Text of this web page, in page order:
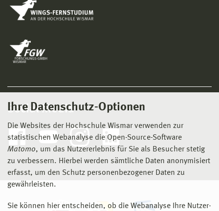
Ihre Datenschutz-Optionen
Die Websites der Hochschule Wismar verwenden zur
statistischen Webanalyse die Open-Source-Software
Matomo, um das Nutzererlebnis für Sie als Besucher stetig
zu verbessern. Hierbei werden sämtliche Daten anonymisiert
erfasst, um den Schutz personenbezogener Daten zu
gewährleisten.
Sie können hier entscheiden, ob die Webanalyse Ihre Nutzer-
Social Media